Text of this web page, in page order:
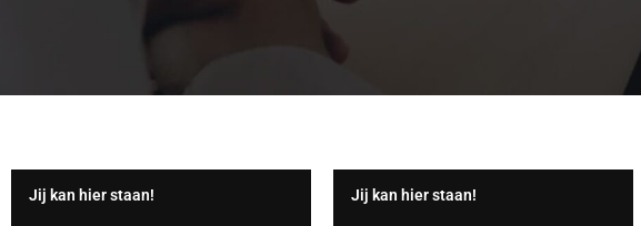
Jij kan hier staan! Jij kan hier staan!